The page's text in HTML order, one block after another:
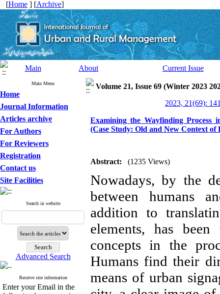
[Home ] [Archive]
Main About Current Issue
Main Menu
Home
Journal Information
Articles archive
For Authors
For Reviewers
Registration
Contact us
Site Facilities
Search in website
Advanced Search
Receive site information
Enter your Email in the
Volume 21, Issue 69 (Winter 2023
2023, 21(69):
Examining the Wayfinding Process
(Case Study: Old and New Context of
Abstract: (1235 Views)
Nowadays, by the
between humans
addition to
elements, has
concepts in the
Humans find their
means of urban